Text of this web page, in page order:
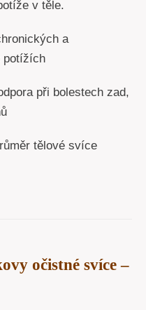
v těle.
a
potížích
při bolestech zad,
tělové svíce
očistné svíce –